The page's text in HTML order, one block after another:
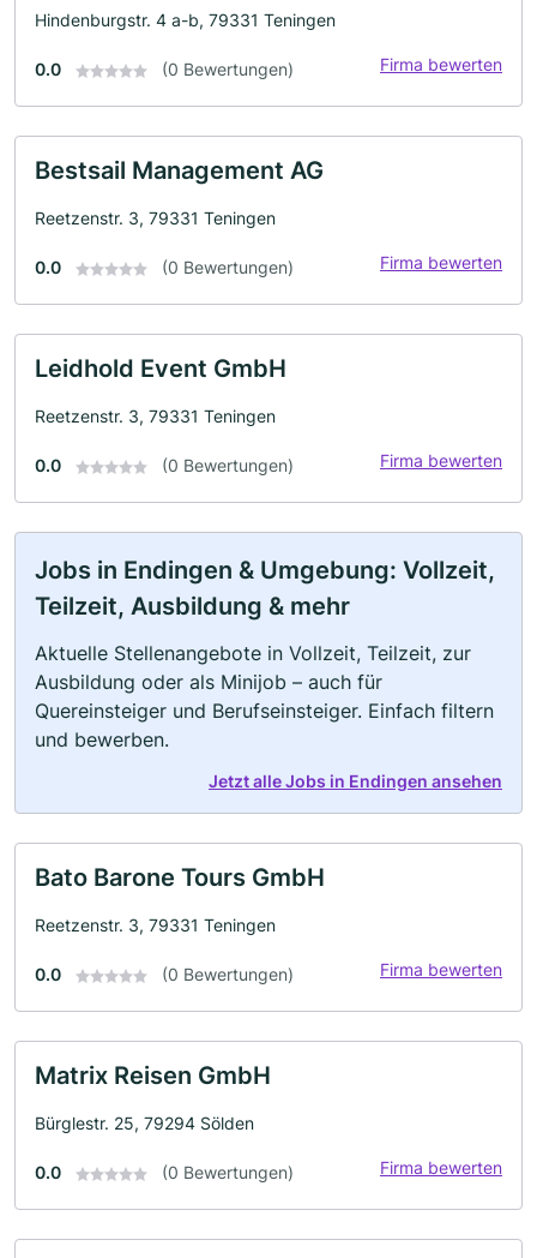
Hindenburgstr. 4 a-b, 79331 Teningen
0.0 (0 Bewertungen) Firma bewerten
Bestsail Management AG
Reetzenstr. 3, 79331 Teningen
0.0 (0 Bewertungen) Firma bewerten
Leidhold Event GmbH
Reetzenstr. 3, 79331 Teningen
0.0 (0 Bewertungen) Firma bewerten
Jobs in Endingen & Umgebung: Vollzeit,
Teilzeit, Ausbildung & mehr
Aktuelle Stellenangebote in Vollzeit, Teilzeit, zur
Ausbildung oder als Minijob – auch für
Quereinsteiger und Berufseinsteiger. Einfach filtern
und bewerben.
Jetzt alle Jobs in Endingen ansehen
Bato Barone Tours GmbH
Reetzenstr. 3, 79331 Teningen
0.0 (0 Bewertungen) Firma bewerten
Matrix Reisen GmbH
Bürglestr. 25, 79294 Sölden
0.0 (0 Bewertungen) Firma bewerten